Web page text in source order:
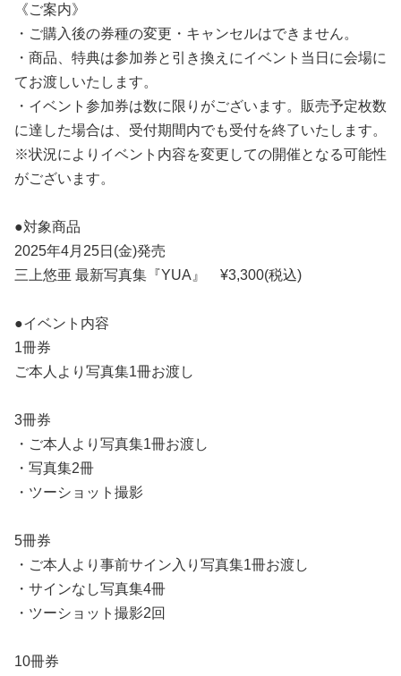
《ご案内》
・ご購入後の券種の変更・キャンセルはできません。
・商品、特典は参加券と引き換えにイベント当日に会場に
てお渡しいたします。
・イベント参加券は数に限りがございます。販売予定枚数
に達した場合は、受付期間内でも受付を終了いたします。
※状況によりイベント内容を変更しての開催となる可能性
がございます。
●対象商品
2025年4月25日(金)発売
三上悠亜 最新写真集『YUA』 ¥3,300(税込)
●イベント内容
1冊券
ご本人より写真集1冊お渡し
3冊券
・ご本人より写真集1冊お渡し
・写真集2冊
・ツーショット撮影
5冊券
・ご本人より事前サイン入り写真集1冊お渡し
・サインなし写真集4冊
・ツーショット撮影2回
10冊券